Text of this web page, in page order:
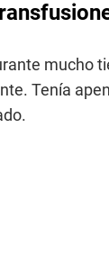
mucho
Tenía